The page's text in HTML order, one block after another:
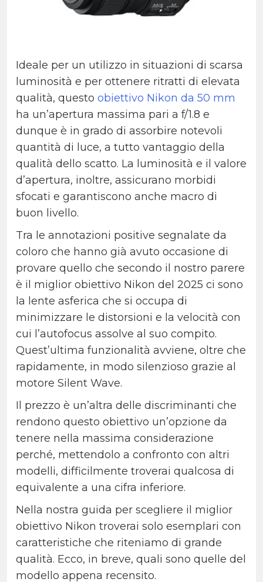
Ideale per un utilizzo in situazioni di scarsa
luminosità e per ottenere ritratti di elevata
qualità, questo obiettivo Nikon da 50 mm
ha un’apertura massima pari a f/1.8 e
dunque è in grado di assorbire notevoli
quantità di luce, a tutto vantaggio della
qualità dello scatto. La luminosità e il valore
d’apertura, inoltre, assicurano morbidi
sfocati e garantiscono anche macro di
buon livello.
Tra le annotazioni positive segnalate da
coloro che hanno già avuto occasione di
provare quello che secondo il nostro parere
è il miglior obiettivo Nikon del 2025 ci sono
la lente asferica che si occupa di
minimizzare le distorsioni e la velocità con
cui l’autofocus assolve al suo compito.
Quest’ultima funzionalità avviene, oltre che
rapidamente, in modo silenzioso grazie al
motore Silent Wave.
Il prezzo è un’altra delle discriminanti che
rendono questo obiettivo un’opzione da
tenere nella massima considerazione
perché, mettendolo a confronto con altri
modelli, difficilmente troverai qualcosa di
equivalente a una cifra inferiore.
Nella nostra guida per scegliere il miglior
obiettivo Nikon troverai solo esemplari con
caratteristiche che riteniamo di grande
qualità. Ecco, in breve, quali sono quelle del
modello appena recensito.